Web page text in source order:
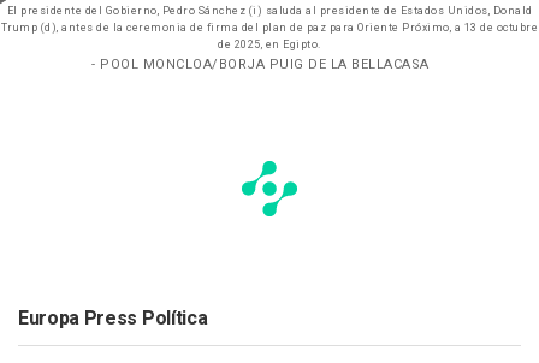
El presidente del Gobierno, Pedro Sánchez (i) saluda al presidente de Estados Unidos, Donald
Trump (d), antes de la ceremonia de firma del plan de paz para Oriente Próximo, a 13 de octubre
de 2025, en Egipto.
- POOL MONCLOA/BORJA PUIG DE LA BELLACASA
Europa Press Política